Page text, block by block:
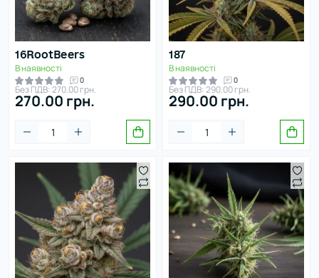
16RootBeers
В наявності
0
Без ПДВ: 270.00 грн.
270.00 грн.
187
В наявності
0
Без ПДВ: 290.00 грн.
290.00 грн.